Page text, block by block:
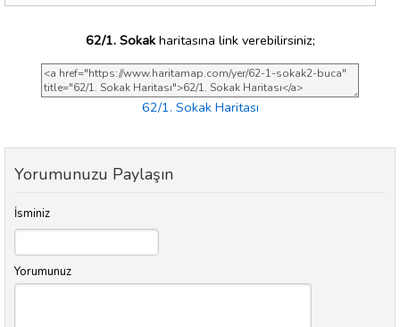
62/1. Sokakharitasına link verebilirsiniz;
62/1. Sokak Haritası
Yorumunuzu Paylaşın
İsminiz
Yorumunuz